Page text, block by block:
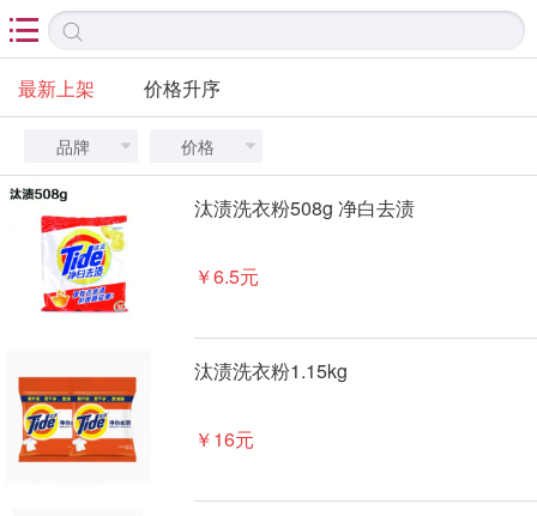

最新上架 价格升序
品牌  价格 
汰渍洗衣粉508g 净白去渍
￥6.5元
汰渍洗衣粉1.15kg
￥16元